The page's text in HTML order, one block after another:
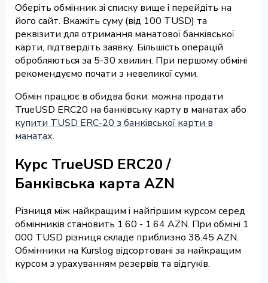
Оберіть обмінник зі списку вище і перейдіть на
його сайт. Вкажіть суму (від 100 TUSD) та
реквізити для отримання манатової банківської
карти, підтвердіть заявку. Більшість операцій
обробляються за 5-30 хвилин. При першому обміні
рекомендуємо почати з невеликої суми.
Обмін працює в обидва боки: можна продати
TrueUSD ERC20 на банківську карту в манатах або
купити TUSD ERC-20 з банківської карти в
манатах.
Курс TrueUSD ERC20 /
Банківська карта AZN
Різниця між найкращим і найгіршим курсом серед
обмінників становить 1.60 - 1.64 AZN. При обміні 1
000 TUSD різниця складе приблизно 38.45 AZN.
Обмінники на Kurslog відсортовані за найкращим
курсом з урахуванням резервів та відгуків.